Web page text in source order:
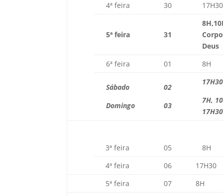
4ª feira
30 17H30
5ª feira 31
Deus
6ª feira
01 8H
Sábado
Domingo
02
03
17H30
7H,
17H30
3ª feira 05
8H
4ª feira
06
17H30
5ª feira
07 8H